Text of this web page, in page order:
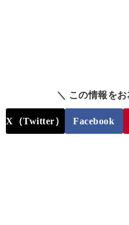
＼ この情報を
X（Twitter） Facebook